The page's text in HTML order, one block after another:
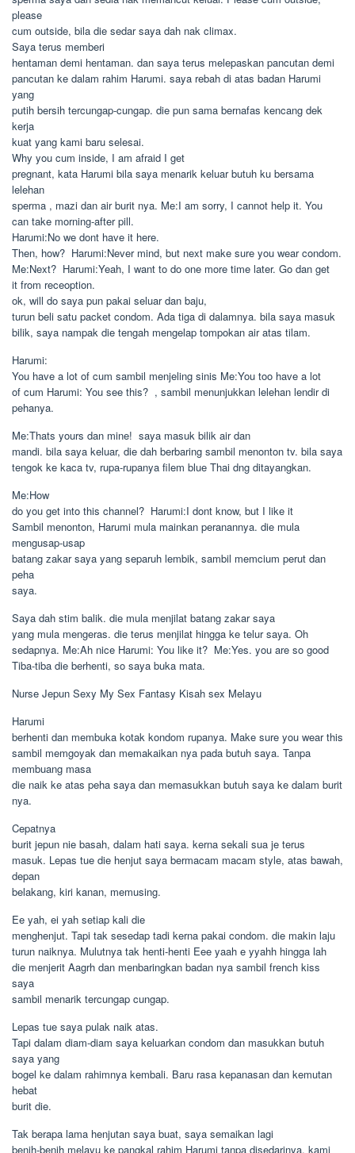
please
cum outside, bila die sedar saya dah nak climax.
Saya terus memberi
hentaman demi hentaman. dan saya terus melepaskan pancutan demi
pancutan ke dalam rahim Harumi. saya rebah di atas badan Harumi
yang
putih bersih tercungap-cungap. die pun sama bernafas kencang dek
kerja
kuat yang kami baru selesai.
Why you cum inside, I am afraid I get
pregnant, kata Harumi bila saya menarik keluar butuh ku bersama
lelehan
sperma , mazi dan air burit nya. Me:I am sorry, I cannot help it. You
can take morning-after pill.
Harumi:No we dont have it here.
Then, how?  Harumi:Never mind, but next make sure you wear condom.
Me:Next?  Harumi:Yeah, I want to do one more time later. Go dan get
it from receoption.
ok, will do saya pun pakai seluar dan baju,
turun beli satu packet condom. Ada tiga di dalamnya. bila saya masuk
bilik, saya nampak die tengah mengelap tompokan air atas tilam.
Harumi:
You have a lot of cum sambil menjeling sinis Me:You too have a lot
of cum Harumi: You see this?  , sambil menunjukkan lelehan lendir di
pehanya.
Me:Thats yours dan mine!  saya masuk bilik air dan
mandi. bila saya keluar, die dah berbaring sambil menonton tv. bila saya
tengok ke kaca tv, rupa-rupanya filem blue Thai dng ditayangkan.
Me:How
do you get into this channel?  Harumi:I dont know, but I like it
Sambil menonton, Harumi mula mainkan peranannya. die mula
mengusap-usap
batang zakar saya yang separuh lembik, sambil memcium perut dan
peha
saya.
Saya dah stim balik. die mula menjilat batang zakar saya
yang mula mengeras. die terus menjilat hingga ke telur saya. Oh
sedapnya. Me:Ah nice Harumi: You like it?  Me:Yes. you are so good
Tiba-tiba die berhenti, so saya buka mata.
Nurse Jepun Sexy My Sex Fantasy Kisah sex Melayu
Harumi
berhenti dan membuka kotak kondom rupanya. Make sure you wear this
sambil memgoyak dan memakaikan nya pada butuh saya. Tanpa
membuang masa
die naik ke atas peha saya dan memasukkan butuh saya ke dalam burit
nya.
Cepatnya
burit jepun nie basah, dalam hati saya. kerna sekali sua je terus
masuk. Lepas tue die henjut saya bermacam macam style, atas bawah,
depan
belakang, kiri kanan, memusing.
Ee yah, ei yah setiap kali die
menghenjut. Tapi tak sesedap tadi kerna pakai condom. die makin laju
turun naiknya. Mulutnya tak henti-henti Eee yaah e yyahh hingga lah
die menjerit Aagrh dan menbaringkan badan nya sambil french kiss
saya
sambil menarik tercungap cungap.
Lepas tue saya pulak naik atas.
Tapi dalam diam-diam saya keluarkan condom dan masukkan butuh
saya yang
bogel ke dalam rahimnya kembali. Baru rasa kepanasan dan kemutan
hebat
burit die.
Tak berapa lama henjutan saya buat, saya semaikan lagi
benih-benih melayu ke pangkal rahim Harumi tanpa disedarinya. kami